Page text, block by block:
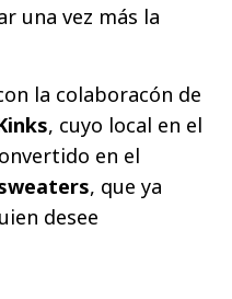
una vez más la
la colaboracón de
, cuyo local en el
en el
, que ya
desee